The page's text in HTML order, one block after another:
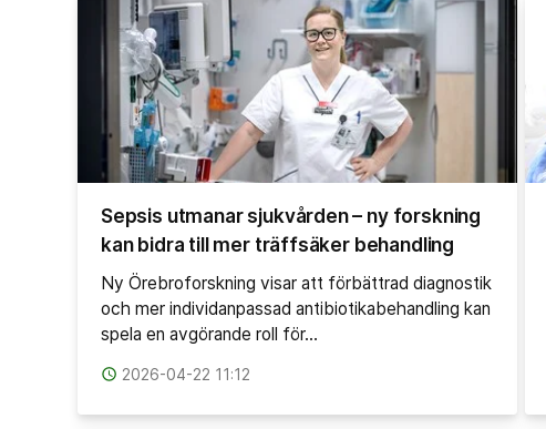
Sepsis utmanar sjukvården – ny forskning
kan bidra till mer träffsäker behandling
Ny Örebroforskning visar att förbättrad diagnostik
och mer individanpassad antibiotikabehandling kan
spela en avgörande roll för…
access_time 2026-04-22 11:12